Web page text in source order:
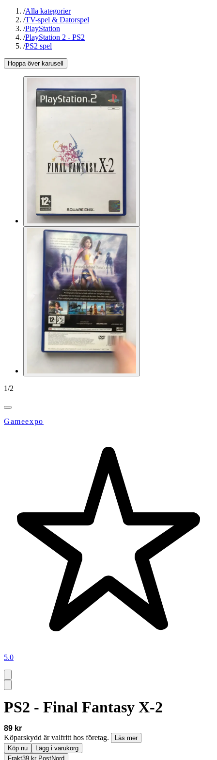
/Alla kategorier
/TV-spel & Datorspel
/PlayStation
/PlayStation 2 - PS2
/PS2 spel
Hoppa över karusell
1/2
Gameexpo
5.0
PS2 - Final Fantasy X-2
89 kr
Köparskydd är valfritt hos företag.
Läs mer
Köp nu
Lägg i varukorg
Frakt39 kr PostNord